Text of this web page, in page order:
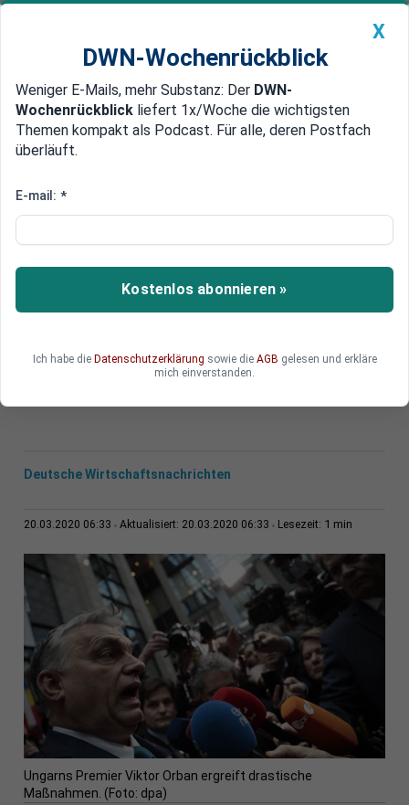
Newsticker MEIN DWN: Geldanlage Premium
Edelmetalle DWN-Magazin China
Ungarn entsendet
Unternehmen vor dem Corona-
Virus zu schützen
dass strategisch wichtige Unternehmen ihren
Deutsche Wirtschaftsnachrichten
20.03.2020 06:33 Aktualisiert: 20.03.2020 06:33 Lesezeit: 1 min
Ungarns Premier Viktor Orban ergreift drastische
Maßnahmen. (Foto: dpa)
X
DWN-Wochenrückblick
Weniger E-Mails, mehr Substanz: Der DWN-
Wochenrückblick liefert 1x/Woche die wichtigsten
Themen kompakt als Podcast. Für alle, deren Postfach
überläuft.
E-mail: *
Kostenlos abonnieren »
Ich habe die Datenschutzerklärung sowie die AGB gelesen und erkläre
mich einverstanden.